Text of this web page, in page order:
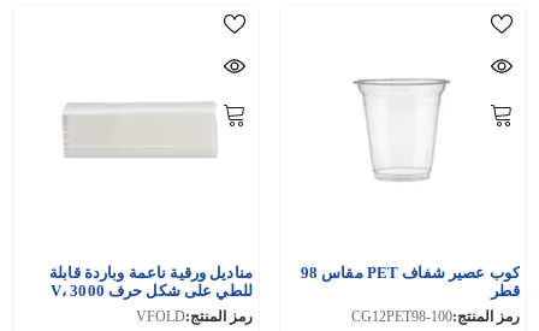
كوب عصير شفاف PET مقاس 98
قطر
رمز المنتج:CG12PET98-100
مناديل ورقية ناعمة وباردة قابلة
للطي على شكل حرف V، 3000
قطعة (150 قطعة × 20 عبوة)
رمز المنتج:VFOLD